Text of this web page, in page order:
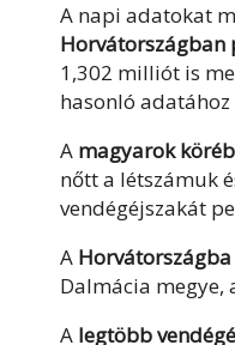
A napi adatokat
Horvátországban
1,302 milliót is
hasonló
A magyarok
nőtt a létszámuk
vendégéjszakát
A
Dalmácia megye,
A legtöbb